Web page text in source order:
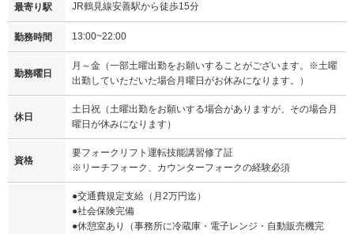
最寄り駅 JR鶴見線安善駅から徒歩15分
勤務時間 13:00~22:00
勤務曜日
月～金（一部土曜出勤をお願いすることがございます。※土曜
出勤していただいた場合月曜日がお休みになります。）
休日
土日祝（土曜出勤をお願いする場合がありますが、その場合月
曜日が休みになります）
資格
要フォークリフト運転技能講習修了証
※リーチフォーク、カウンターフォークの経験必須
●交通費規定支給（月2万円迄）
●社会保険完備
●休憩室あり（事務所に冷蔵庫・電子レンジ・自動販売機完